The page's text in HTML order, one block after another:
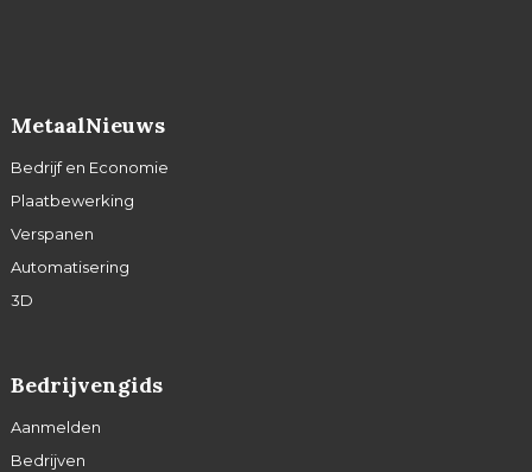
MetaalNieuws
Bedrijf en Economie
Plaatbewerking
Verspanen
Automatisering
3D
Bedrijvengids
Aanmelden
Bedrijven